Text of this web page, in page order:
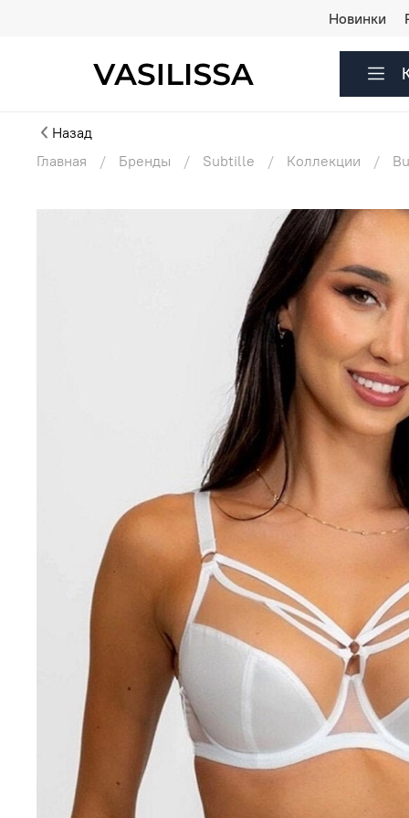
Новинки
Назад
Главная
Бренды Subtille Коллекции